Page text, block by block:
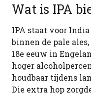
Wat is IPA
IPA staat voor
binnen de pale
18e eeuw in
hoger
houdbaar tijdens
Die extra hop